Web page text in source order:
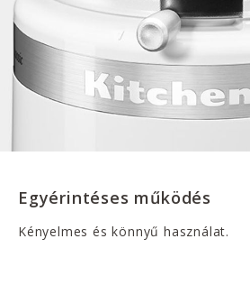
Egyérintéses működés
Kényelmes és könnyű használat.